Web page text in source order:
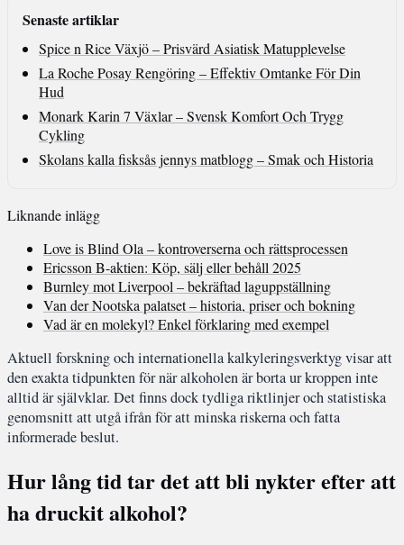
Senaste artiklar
Spice n Rice Växjö – Prisvärd Asiatisk Matupplevelse
La Roche Posay Rengöring – Effektiv Omtanke För Din
Hud
Monark Karin 7 Växlar – Svensk Komfort Och Trygg
Cykling
Skolans kalla fisksås jennys matblogg – Smak och Historia
Liknande inlägg
Love is Blind Ola – kontroverserna och rättsprocessen
Ericsson B-aktien: Köp, sälj eller behåll 2025
Burnley mot Liverpool – bekräftad laguppställning
Van der Nootska palatset – historia, priser och bokning
Vad är en molekyl? Enkel förklaring med exempel
Aktuell forskning och internationella kalkyleringsverktyg visar att
den exakta tidpunkten för när alkoholen är borta ur kroppen inte
alltid är självklar. Det finns dock tydliga riktlinjer och statistiska
genomsnitt att utgå ifrån för att minska riskerna och fatta
informerade beslut.
Hur lång tid tar det att bli nykter efter att
ha druckit alkohol?